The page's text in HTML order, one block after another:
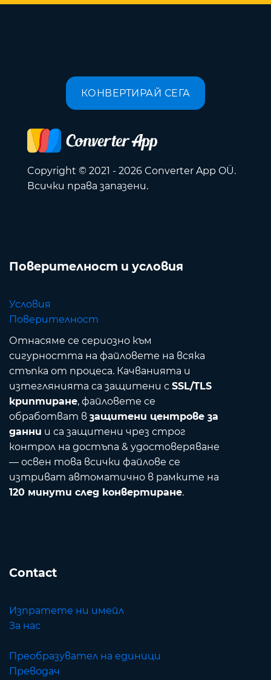
КОНВЕРТИРАЙ СЕГА
Copyright © 2021 - 2026 Converter App OÜ.
Всички права запазени.
Поверителност и условия
Условия
Поверителност
Отнасяме се сериозно към
сигурността на файловете на всяка
стъпка от процеса. Качванията и
изтеглянията са защитени с SSL/TLS
криптиране, файловете се
обработват в защитени центрове за
данни и са защитени чрез строг
контрол на достъпа & удостоверяване
— освен това всички файлове се
изтриват автоматично в рамките на
120 минути след конвертиране.
Contact
Изпратете ни имейл
За нас
Преобразувател на единици
Преводач